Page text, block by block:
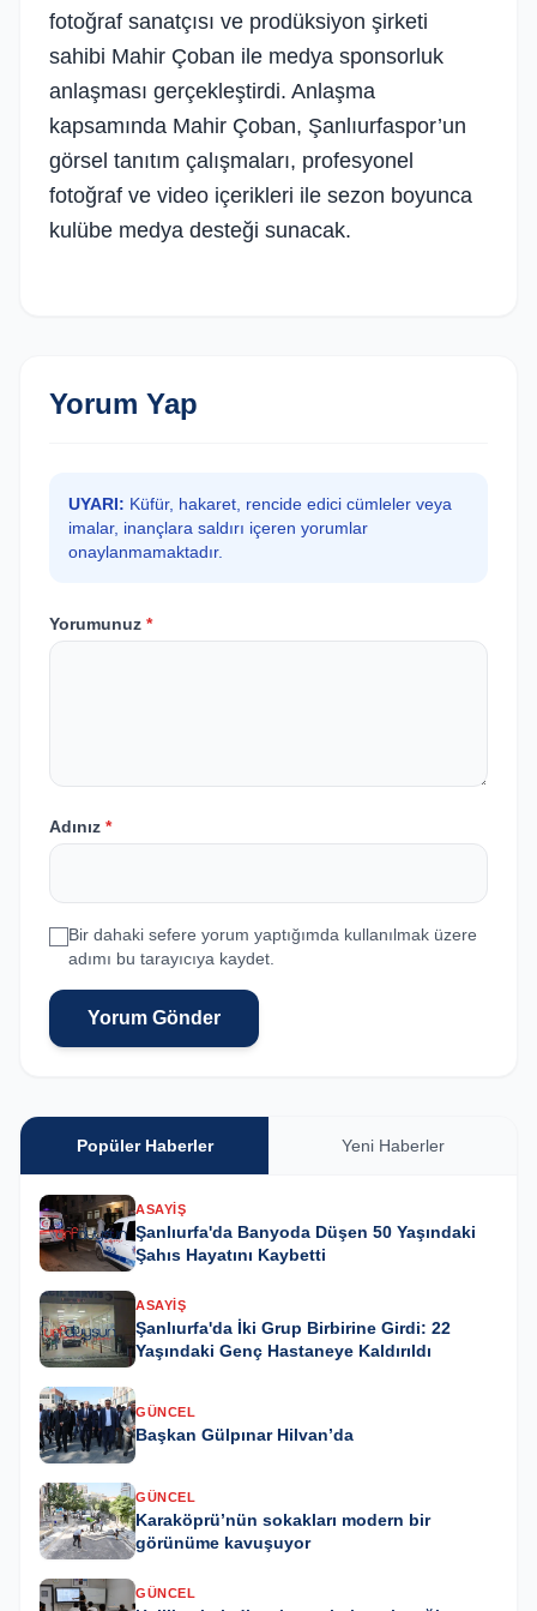
fotoğraf sanatçısı ve prodüksiyon şirketi
sahibi Mahir Çoban ile medya sponsorluk
anlaşması gerçekleştirdi. Anlaşma
kapsamında Mahir Çoban, Şanlıurfaspor’un
görsel tanıtım çalışmaları, profesyonel
fotoğraf ve video içerikleri ile sezon boyunca
kulübe medya desteği sunacak.
Yorum Yap
UYARI: Küfür, hakaret, rencide edici cümleler veya
imalar, inançlara saldırı içeren yorumlar
onaylanmamaktadır.
Yorumunuz *
Adınız *
Bir dahaki sefere yorum yaptığımda kullanılmak üzere
adımı bu tarayıcıya kaydet.
Yorum Gönder
Popüler Haberler Yeni Haberler
ASAYIŞ
Şanlıurfa'da Banyoda Düşen 50 Yaşındaki
Şahıs Hayatını Kaybetti
ASAYIŞ
Şanlıurfa'da İki Grup Birbirine Girdi: 22
Yaşındaki Genç Hastaneye Kaldırıldı
GÜNCEL
Başkan Gülpınar Hilvan’da
GÜNCEL
Karaköprü’nün sokakları modern bir
görünüme kavuşuyor
GÜNCEL